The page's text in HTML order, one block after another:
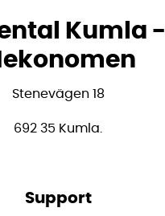
Kumla -
Stenevägen 18
692 35 Kumla.
Support